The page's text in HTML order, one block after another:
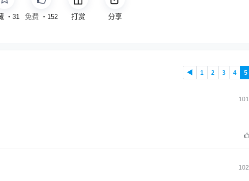
・ 31 免费 ・ 152 打赏 分享
◀ 1 2 3 4 5
101
102